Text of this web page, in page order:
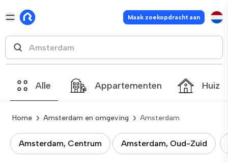
Maak zoekopdracht aan
Alle Appartementen
Home Amsterdam en omgeving Amsterdam
Amsterdam, Centrum Amsterdam, Oud-Zuid